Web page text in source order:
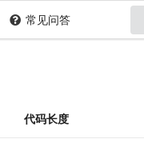
常见问答
代码长度